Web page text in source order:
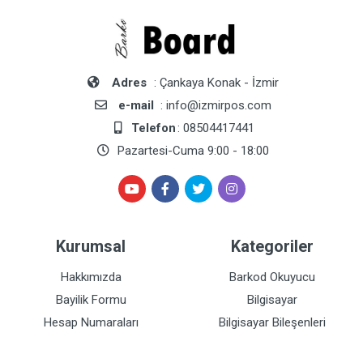
Adres : Çankaya Konak - İzmir
e-mail : info@izmirpos.com
Telefon: 08504417441
Pazartesi-Cuma 9:00 - 18:00
Kurumsal
Hakkımızda
Bayilik Formu
Hesap Numaraları
Kategoriler
Barkod Okuyucu
Bilgisayar
Bilgisayar Bileşenleri